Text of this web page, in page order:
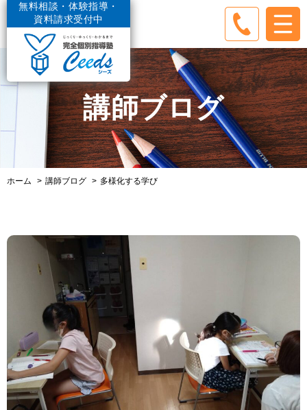
無料相談・体験指導・
資料請求受付中
講師ブログ
ホーム 講師ブログ 多様化する学び